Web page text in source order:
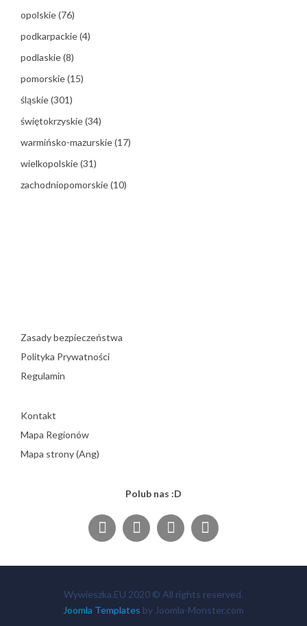
opolskie(76)
podkarpackie(4)
podlaskie(8)
pomorskie(15)
śląskie(301)
świętokrzyskie(34)
warmińsko-mazurskie(17)
wielkopolskie(31)
zachodniopomorskie(10)
Zasady bezpieczeństwa
Polityka Prywatności
Regulamin
Kontakt
Mapa Regionów
Mapa strony (Ang)
Polub nas :D
Wywieszka.EU 2020 © All rights reserved.
Joomla Templates by Joomla-Monster.com